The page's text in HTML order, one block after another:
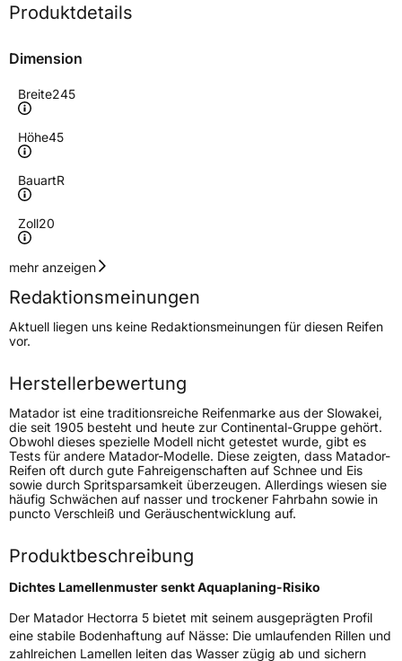
Produktdetails
Dimension
Breite245
Höhe45
BauartR
Zoll20
Geschwindigkeitsindex
Höchstgeschwindigkeit
300 km/h
Lastindex103
Höchstlast875 kg
Generelle Merkmale
FahrzeugtypPKW
VerwendungSommerreifen
ModellnameHectorra 5
Weitere Eigenschaften
SchlauchtypTL
mehr anzeigen
Redaktionsmeinungen
Aktuell liegen uns keine Redaktionsmeinungen für diesen Reifen
vor.
Herstellerbewertung
Matador ist eine traditionsreiche Reifenmarke aus der Slowakei,
die seit 1905 besteht und heute zur Continental-Gruppe gehört.
Obwohl dieses spezielle Modell nicht getestet wurde, gibt es
Tests für andere Matador-Modelle. Diese zeigten, dass Matador-
Reifen oft durch gute Fahreigenschaften auf Schnee und Eis
sowie durch Spritsparsamkeit überzeugen. Allerdings wiesen sie
häufig Schwächen auf nasser und trockener Fahrbahn sowie in
puncto Verschleiß und Geräuschentwicklung auf.
Produktbeschreibung
Dichtes Lamellenmuster senkt Aquaplaning-Risiko
Der Matador Hectorra 5 bietet mit seinem ausgeprägten Profil
eine stabile Bodenhaftung auf Nässe: Die umlaufenden Rillen und
zahlreichen Lamellen leiten das Wasser zügig ab und sichern